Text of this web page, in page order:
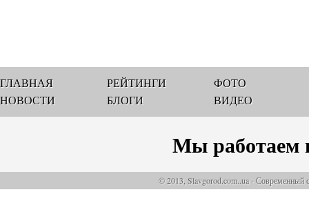
ГЛАВНАЯ
НОВОСТИ
РЕЙТИНГИ
БЛОГИ
ФОТО
ВИДЕО
Мы работаем
© 2013, Slavgorod.com..ua - Современный